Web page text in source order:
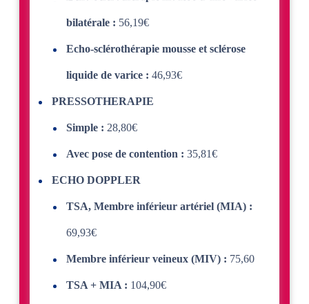
bilatérale : 56,19€
Echo-sclérothérapie mousse et sclérose
liquide de varice : 46,93€
PRESSOTHERAPIE
Simple : 28,80€
Avec pose de contention : 35,81€
ECHO DOPPLER
TSA, Membre inférieur artériel (MIA) :
69,93€
Membre inférieur veineux (MIV) : 75,60
TSA + MIA : 104,90€